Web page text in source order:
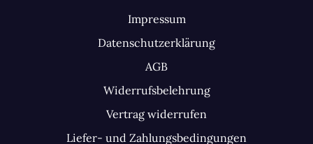
Impressum
Datenschutzerklärung
AGB
Widerrufsbelehrung
Vertrag widerrufen
Liefer- und Zahlungsbedingungen